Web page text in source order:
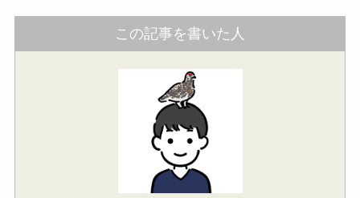
この記事を書いた人